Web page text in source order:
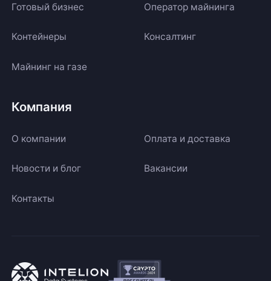
Готовый бизнес
Контейнеры
Майнинг на газе
Оператор майнинга
Консалтинг
Компания
О компании Оплата и доставка
Новости и блог Вакансии
Контакты